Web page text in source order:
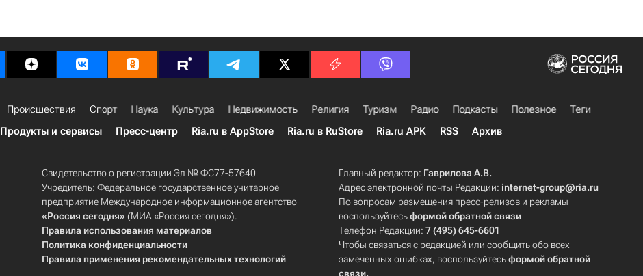
Происшествия Спорт Наука Культура Недвижимость Религия Туризм Радио Подкасты Полезное
Теги
Продукты и сервисы Пресс-центр Ria.ru в AppStore Ria.ru в RuStore Ria.ru APK RSS Архив
Свидетельство о регистрации Эл № ФС77-57640
Учредитель: Федеральное государственное унитарное
предприятие Международное информационное агентство
«Россия сегодня» (МИА «Россия сегодня»).
Правила использования материалов
Политика конфиденциальности
Правила применения рекомендательных технологий
Главный редактор: Гаврилова А.В.
Адрес электронной почты Редакции:internet-group@ria.ru
По вопросам размещения пресс-релизов и рекламы
воспользуйтесьформой обратной связи
Телефон Редакции:7 (495) 645-6601
Чтобы связаться с редакцией или сообщить обо всех
замеченных ошибках, воспользуйтесьформой обратной
связи.